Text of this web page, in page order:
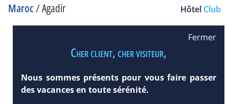
Maroc/Agadir Hôtel Club
Fermer
Cher client, cher visiteur,
Nous sommes présents pour vous faire passer
des vacances en toute sérénité.